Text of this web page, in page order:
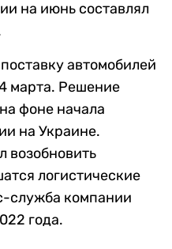
на июнь составлял
поставку автомобилей
марта. Решение
фоне начала
на Украине.
возобновить
логистические
служба компании
года.